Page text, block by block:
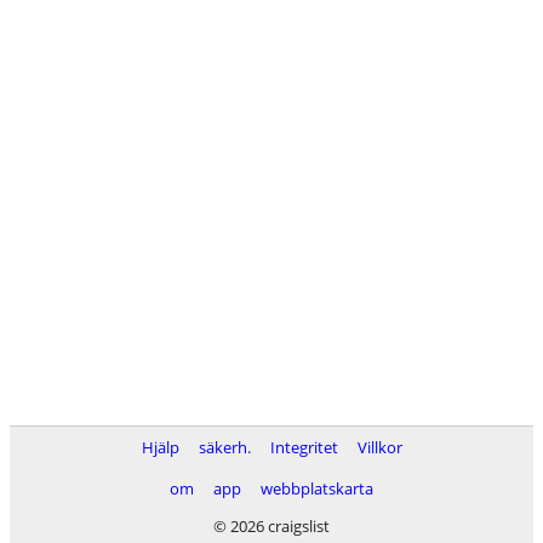
Hjälp säkerh. Integritet
Villkor
om
app
webbplatskarta
© 2026 craigslist